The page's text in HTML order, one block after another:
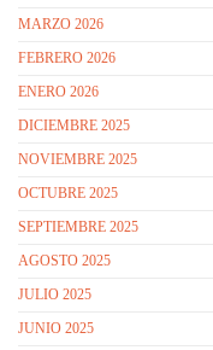
MARZO 2026
FEBRERO 2026
ENERO 2026
DICIEMBRE 2025
NOVIEMBRE 2025
OCTUBRE 2025
SEPTIEMBRE 2025
AGOSTO 2025
JULIO 2025
JUNIO 2025